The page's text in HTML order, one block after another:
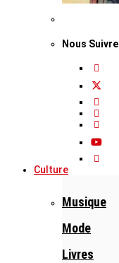
Nous Suivre
Culture
Musique
Mode
Livres